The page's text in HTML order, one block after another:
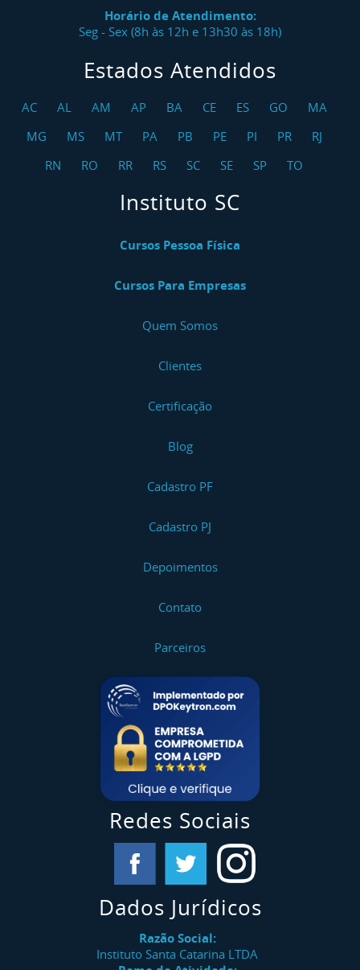
Horário de Atendimento:
Seg - Sex (8h às 12h e 13h30 às 18h)
Estados Atendidos
AC AL AM AP BA CE ES GO
MA
MG
MS MT PA PB PE PI PR
RJ
RN
RO RR RS SC SE SP TO
Instituto SC
Cursos Pessoa Física
Cursos Para Empresas
Quem Somos
Clientes
Certificação
Blog
Cadastro PF
Cadastro PJ
Depoimentos
Contato
Parceiros
Redes Sociais
Dados Jurídicos
Razão Social:
Instituto Santa Catarina LTDA